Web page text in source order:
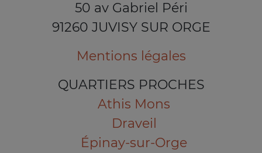
50 av Gabriel Péri
91260 JUVISY SUR ORGE
Mentions légales
QUARTIERS PROCHES
Athis Mons
Draveil
Épinay-sur-Orge